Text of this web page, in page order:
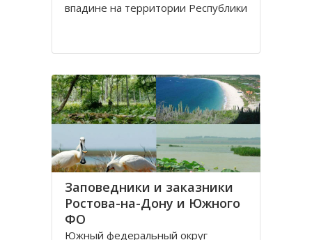
впадине на территории Республики
Заповедник состоит из двух
располагается на территории
Заповедники и заказники
Ростова-на-Дону и Южного
ФО
Южный федеральный округ